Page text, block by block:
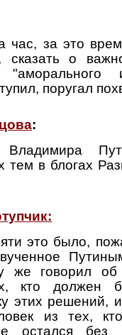
час, за это
сказать о
поругал
:
Владимира
тем в блогах
это было,
же говорил
кто должен
этих
из тех,
остался без